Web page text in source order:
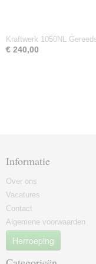
Kraftwerk 1050NL
€ 240,00
Informatie
Over ons
Vacatures
Contact
Algemene voorwaarden
Herroeping